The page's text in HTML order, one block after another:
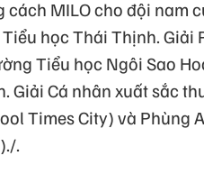
MILO cho đội nam
học Thái Thịnh. Giải
Tiểu học Ngôi Sao
Giải Cá nhân xuất sắc
Times City) và Phùng
.